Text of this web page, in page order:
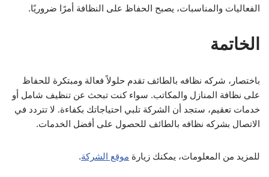
الفعاليات والمناسبات، يصبح الحفاظ على النظافة أمرًا ضروريًا.
الخاتمة
باختصار، شركه نظافه بالطائف تقدم حلولاً فعالة ومبتكرة للحفاظ
على نظافة المنازل والمكاتب. سواء كنت تبحث عن تنظيف شامل أو
خدمات تعقيم، ستجد أن الشركة تلبي احتياجاتك بكفاءة. لا تتردد في
الاتصال بشركه نظافه بالطائف للحصول على أفضل الخدمات.
للمزيد من المعلومات، يمكنك زيارة موقع الشركة.